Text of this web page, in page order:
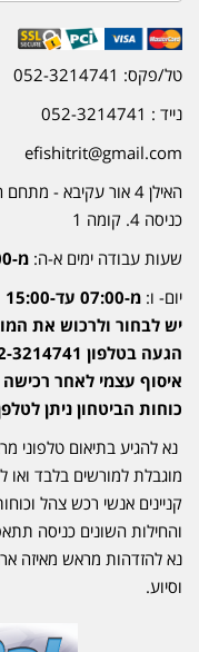
טל/פקס: 052-3214741
נייד : 052-3214741
efishitrit@gmail.com
כניסה 4. קומה 1
שעות עבודה ימים א-ה: מ-07:00 עד-20:00
יום- ו: מ-07:00 עד-15:00
יש לבחור ולרכוש את
הגעה בטלפון 052-3214741
איסוף עצמי לאחר
כוחות הביטחון ניתן
נא להגיע בתיאום טלפוני
מוגבלת למורשים בלבד ואו
קניינים אנשי רכש צהל
והחילות השונים כניסה
נא להזדהות מראש מאיזה
וסיוע.